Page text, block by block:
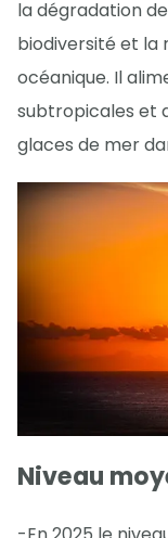
la dégradation
biodiversité et la
océanique. Il
subtropicales et
glaces de mer
Niveau